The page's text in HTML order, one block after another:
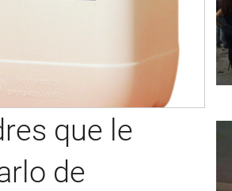
que le
de